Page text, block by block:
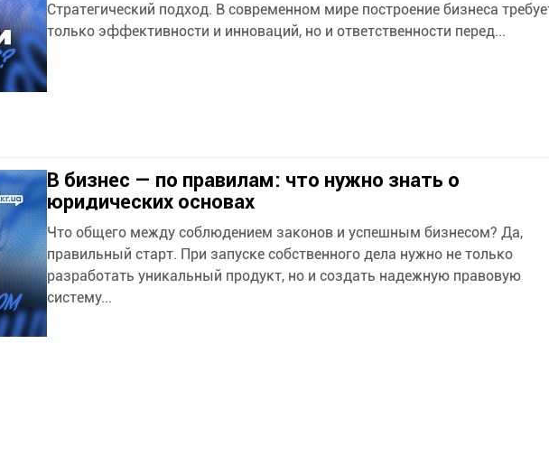
Стратегический подход. В современном мире построение бизнеса
только эффективности и инноваций, но и ответственности перед...
В бизнес — по правилам: что нужно знать о
юридических основах
Что общего между соблюдением законов и успешным бизнесом? Да,
правильный старт. При запуске собственного дела нужно не только
разработать уникальный продукт, но и создать надежную правовую
систему...